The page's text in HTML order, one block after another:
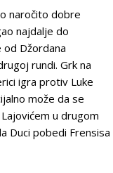
naročito dobre
najdalje do
Džordana
rundi. Grk na
igra protiv Luke
može da se
u drugom
Duci pobedi Frensisa